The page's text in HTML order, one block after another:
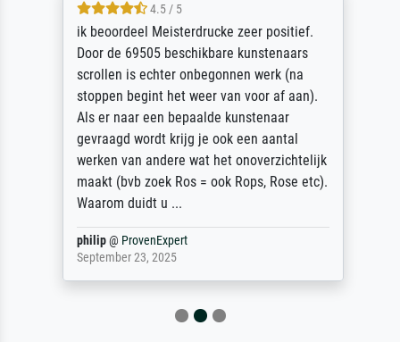
4.5 / 5
ik beoordeel Meisterdrucke zeer positief.
Door de 69505 beschikbare kunstenaars
scrollen is echter onbegonnen werk (na
stoppen begint het weer van voor af aan).
Als er naar een bepaalde kunstenaar
gevraagd wordt krijg je ook een aantal
werken van andere wat het onoverzichtelijk
maakt (bvb zoek Ros = ook Rops, Rose etc).
Waarom duidt u ...
philip@ ProvenExpert
September 23, 2025